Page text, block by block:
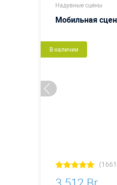
Надувные сцены
Мобильная
В наличии